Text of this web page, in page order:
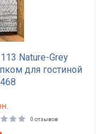
Nature-Grey
для гостиной
0 отзывов